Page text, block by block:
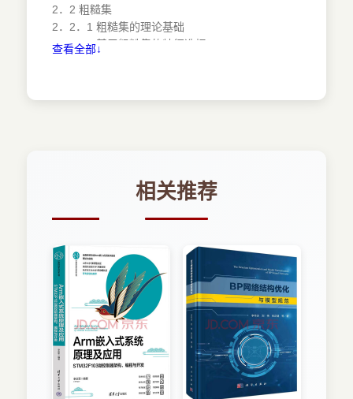
2．2 粗糙集
2．2．1 粗糙集的理论基础
2．2．2 基于粗糙集的特征选择
2．4．3 停止条件
2．4．4 结果验证
2．5 本章小结
第3章 基于蚁群优化和粗糙集的特征选择方法
3．1 引言
3．2 基于蚁群优化和粗糙集的特征选择算法
HSACO
3．2．1 算法思想
3．2．2 算法模型
3．2．3 概率转移公式和混合策略
3．2．4 算法描述
3．3 对比实验及结果分析
查看全部↓
相关推荐